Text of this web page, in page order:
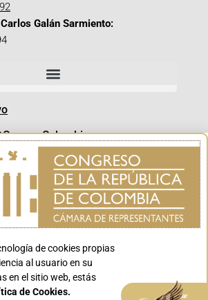
Galán Sarmiento:
de cookies propias
al usuario en su
en el sitio web, estás
de Cookies. Aceptar